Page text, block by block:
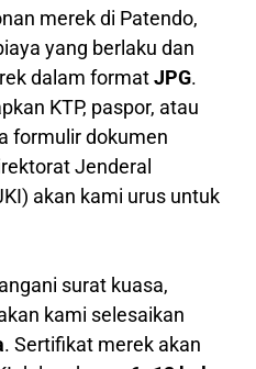
merek di Patendo,
yang berlaku dan
dalam formatJPG.
KTP, paspor, atau
formulir dokumen
Jenderal
akan kami urus untuk
surat kuasa,
kami selesaikan
. Sertifikat merek akan